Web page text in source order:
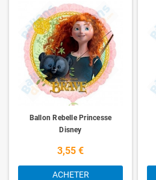
Ballon Rebelle Princesse
Disney
3,55 €
ACHETER